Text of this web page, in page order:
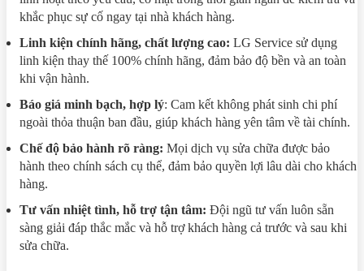
khắc phục sự cố ngay tại nhà khách hàng.
Linh kiện chính hãng, chất lượng cao: LG Service sử dụng
linh kiện thay thế 100% chính hãng, đảm bảo độ bền và an toàn
khi vận hành.
Báo giá minh bạch, hợp lý: Cam kết không phát sinh chi phí
ngoài thỏa thuận ban đầu, giúp khách hàng yên tâm về tài chính.
Chế độ bảo hành rõ ràng: Mọi dịch vụ sửa chữa được bảo
hành theo chính sách cụ thể, đảm bảo quyền lợi lâu dài cho khách
hàng.
Tư vấn nhiệt tình, hỗ trợ tận tâm: Đội ngũ tư vấn luôn sẵn
sàng giải đáp thắc mắc và hỗ trợ khách hàng cả trước và sau khi
sửa chữa.